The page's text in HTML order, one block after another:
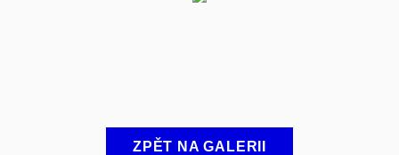
ZPĚT NA GALERII